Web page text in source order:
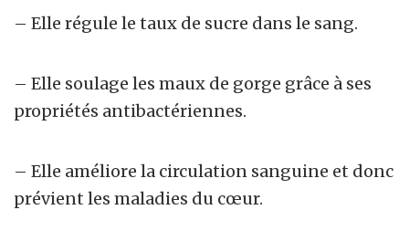
– Elle régule le taux de sucre dans le sang.
– Elle soulage les maux de gorge grâce à ses
propriétés antibactériennes.
– Elle améliore la circulation sanguine et donc
prévient les maladies du cœur.